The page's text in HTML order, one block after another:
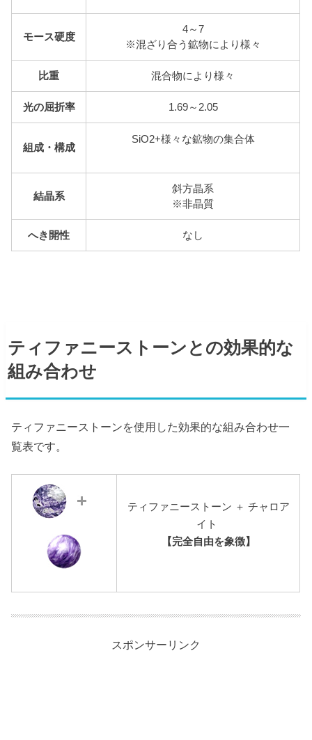
モース硬度
4～7
※混ざり合う鉱物により様々
比重 混合物により様々
光の屈折率 1.69～2.05
組成・構成
SiO2+様々な鉱物の集合体
結晶系
斜方晶系
※非晶質
へき開性 なし
ティファニーストーンとの効果的な
組み合わせ
ティファニーストーンを使用した効果的な組み合わせ一
覧表です。
ティファニーストーン ＋ チャロア
イト
【完全自由を象徴】
スポンサーリンク